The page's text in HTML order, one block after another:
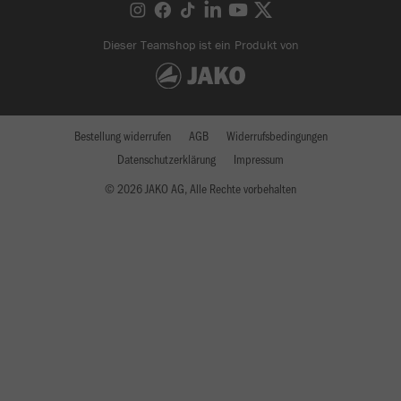
Dieser Teamshop ist ein Produkt von
© 2026 JAKO AG, Alle Rechte vorbehalten
Bestellung widerrufen AGB
Widerrufsbedingungen
Datenschutzerklärung
Impressum